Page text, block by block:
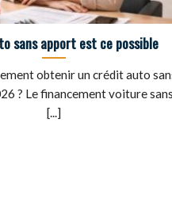
sans apport est ce possible
obtenir un crédit auto
? Le financement voiture sans
[...]